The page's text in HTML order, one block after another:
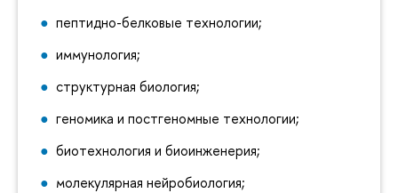
пептидно-белковые технологии;
иммунология;
структурная биология;
геномика и постгеномные технологии;
биотехнология и биоинженерия;
молекулярная нейробиология;